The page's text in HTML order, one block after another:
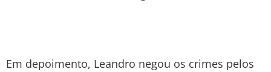
Em depoimento, Leandro negou os crimes pelos